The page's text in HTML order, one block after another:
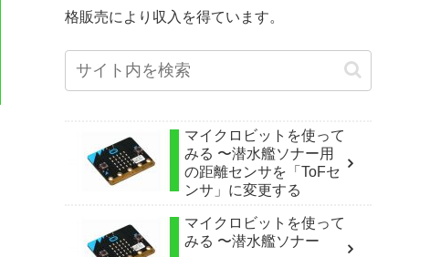
格販売により収入を得ています。
マイクロビットを使って
みる 〜潜水艦ソナー用
の距離センサを「ToFセ
ンサ」に変更する
マイクロビットを使って
みる 〜潜水艦ソナー